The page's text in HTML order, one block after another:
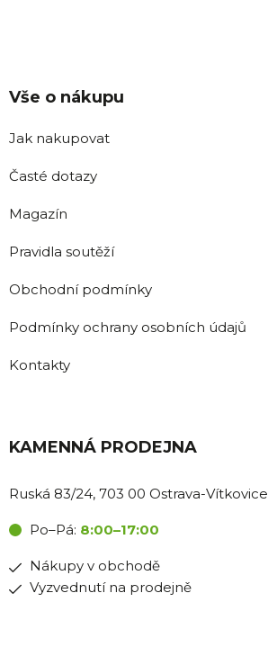
Vše o nákupu
Jak nakupovat
Časté dotazy
Magazín
Pravidla soutěží
Obchodní podmínky
Podmínky ochrany osobních údajů
Kontakty
KAMENNÁ PRODEJNA
Ruská 83/24, 703 00 Ostrava-Vítkovice
Po–Pá: 8:00–17:00
Nákupy v obchodě
Vyzvednutí na prodejně